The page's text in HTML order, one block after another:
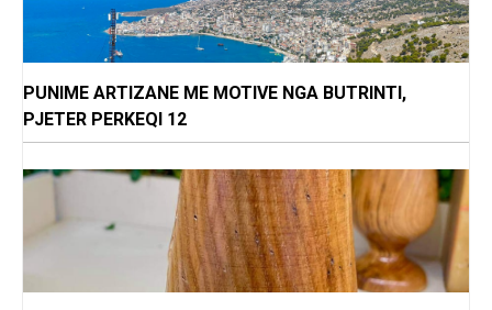
PUNIME ARTIZANE ME MOTIVE NGA BUTRINTI,
PJETER PERKEQI 12